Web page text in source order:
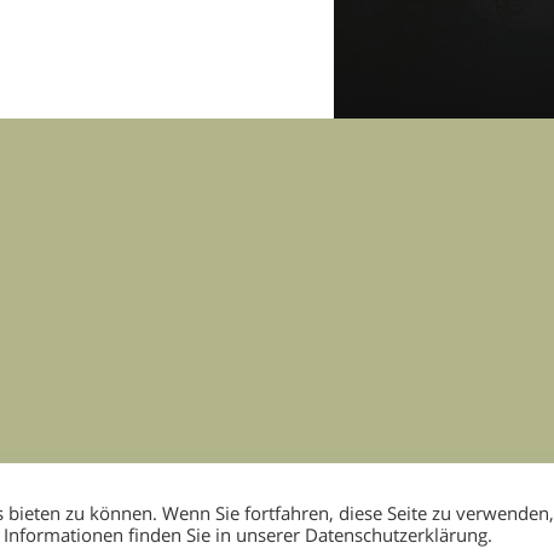
zu können. Wenn Sie fortfahren, diese Seite zu verwenden,
finden Sie in unserer Datenschutzerklärung.